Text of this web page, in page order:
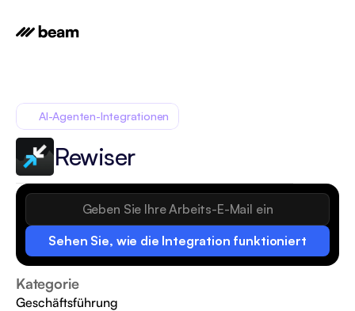
Sehen Sie, wie die Integration funktioniert
Kategorie
Geschäftsführung
AI-Agenten-Integrationen
Rewiser